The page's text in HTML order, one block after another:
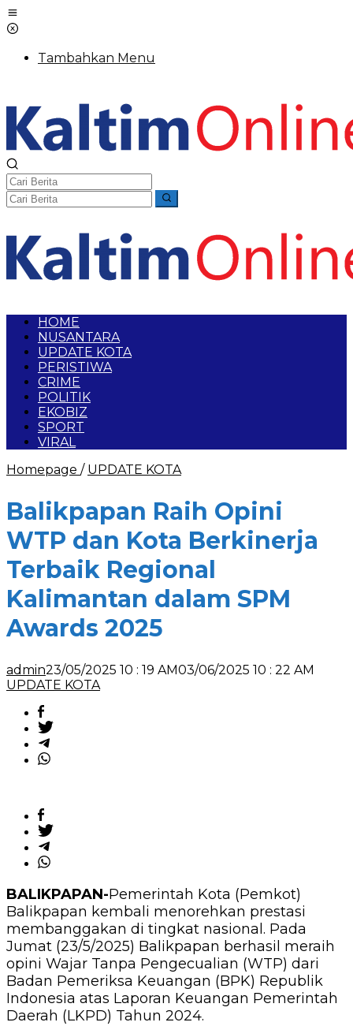
Tambahkan Menu
HOME
NUSANTARA
UPDATE KOTA
PERISTIWA
CRIME
POLITIK
EKOBIZ
SPORT
VIRAL
Homepage / UPDATE KOTA
Balikpapan Raih Opini
WTP dan Kota Berkinerja
Terbaik Regional
Kalimantan dalam SPM
Awards 2025
admin23/05/2025 10 : 19 AM03/06/2025 10 : 22 AM
UPDATE KOTA
BALIKPAPAN-Pemerintah Kota (Pemkot)
Balikpapan kembali menorehkan prestasi
membanggakan di tingkat nasional. Pada
Jumat (23/5/2025) Balikpapan berhasil meraih
opini Wajar Tanpa Pengecualian (WTP) dari
Badan Pemeriksa Keuangan (BPK) Republik
Indonesia atas Laporan Keuangan Pemerintah
Daerah (LKPD) Tahun 2024.